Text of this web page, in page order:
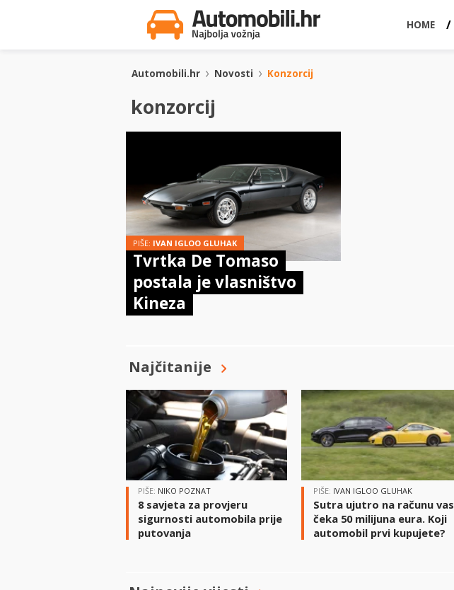
HOME
Automobili.hr Novosti Konzorcij
konzorcij
PIŠE: IVAN IGLOO GLUHAK
Tvrtka De Tomaso
postala je vlasništvo
Kineza
Najčitanije
PIŠE: NIKO POZNAT
8 savjeta za provjeru
sigurnosti automobila prije
putovanja
PIŠE: IVAN IGLOO GLUHAK
Sutra ujutro na računu vas
čeka 50 milijuna eura. Koji
automobil prvi kupujete?